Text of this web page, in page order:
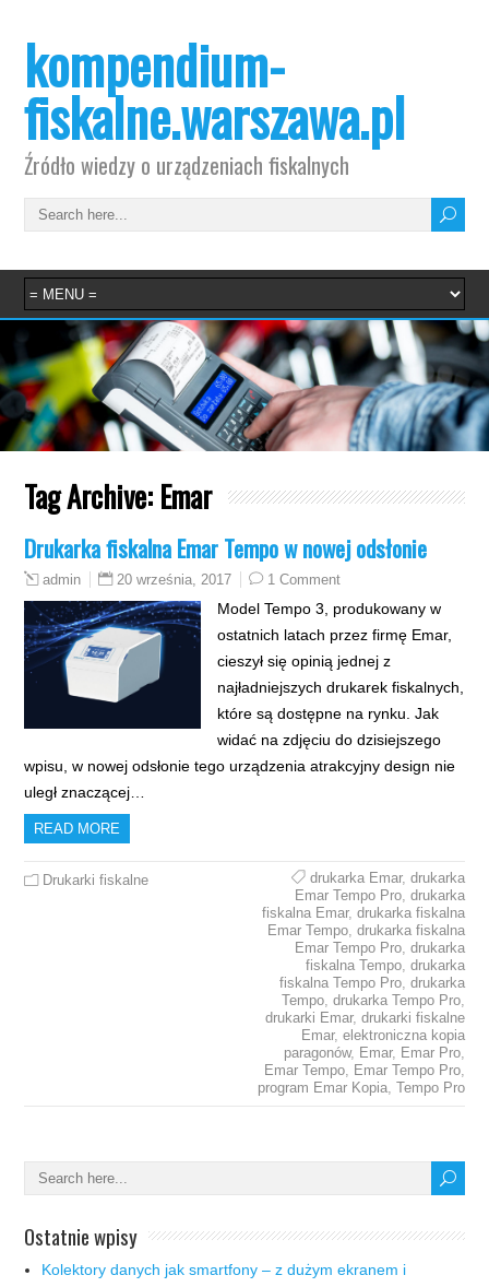
kompendium-
fiskalne.warszawa.pl
Źródło wiedzy o urządzeniach fiskalnych
Tag Archive: Emar
Drukarka fiskalna Emar Tempo w nowej odsłonie
admin 20 września, 2017 1 Comment
Model Tempo 3, produkowany w
ostatnich latach przez firmę Emar,
cieszył się opinią jednej z
najładniejszych drukarek fiskalnych,
które są dostępne na rynku. Jak
widać na zdjęciu do dzisiejszego
wpisu, w nowej odsłonie tego urządzenia atrakcyjny design nie
uległ znaczącej…
READ MORE
Drukarki fiskalne drukarka Emar, drukarka
Emar Tempo Pro, drukarka
fiskalna Emar, drukarka fiskalna
Emar Tempo, drukarka fiskalna
Emar Tempo Pro, drukarka
fiskalna Tempo, drukarka
fiskalna Tempo Pro, drukarka
Tempo, drukarka Tempo Pro,
drukarki Emar, drukarki fiskalne
Emar, elektroniczna kopia
paragonów, Emar, Emar Pro,
Emar Tempo, Emar Tempo Pro,
program Emar Kopia, Tempo Pro
Ostatnie wpisy
Kolektory danych jak smartfony – z dużym ekranem i